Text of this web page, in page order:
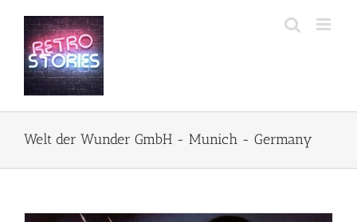
zawartości
Welt der Wunder GmbH - Munich - Germany